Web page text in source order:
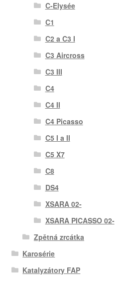
C-Elysée
C1
C2 a C3 I
C3 Aircross
C3 III
C4
C4 II
C4 Picasso
C5 I a II
C5 X7
C8
DS4
XSARA 02-
XSARA PICASSO 02-
Zpětná zrcátka
Karosérie
Katalyzátory FAP